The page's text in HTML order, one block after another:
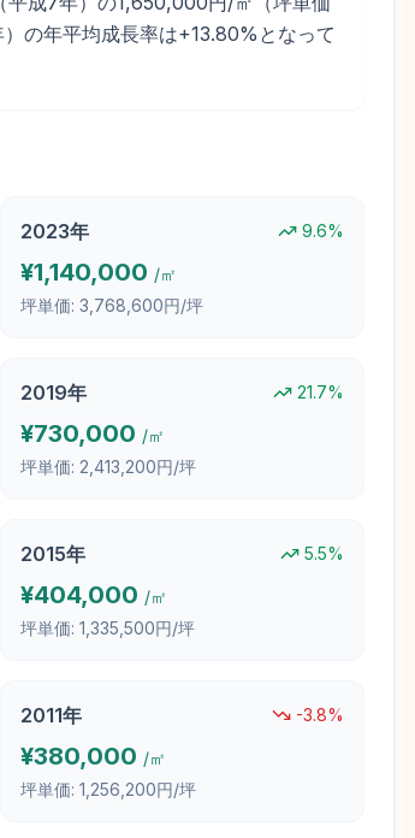
の年平均成長率は+13.80%となって
2023年 9.6%
¥1,140,000 /㎡
坪単価: 3,768,600円/坪
2019年 21.7%
¥730,000 /㎡
坪単価: 2,413,200円/坪
2015年 5.5%
¥404,000 /㎡
坪単価: 1,335,500円/坪
2011年 -3.8%
¥380,000 /㎡
坪単価: 1,256,200円/坪